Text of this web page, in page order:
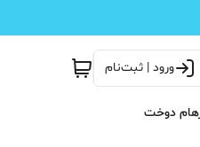
ورود | ثبت‌نام
دوخت